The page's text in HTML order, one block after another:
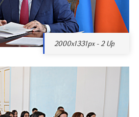
2000x1331px - 2 Մբ